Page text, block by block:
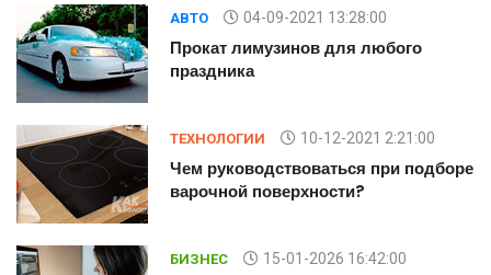
АВТО 04-09-2021 13:28:00
Прокат лимузинов для любого
праздника
ТЕХНОЛОГИИ 10-12-2021 2:21:00
Чем руководствоваться при подборе
варочной поверхности?
БИЗНЕС 15-01-2026 16:42:00